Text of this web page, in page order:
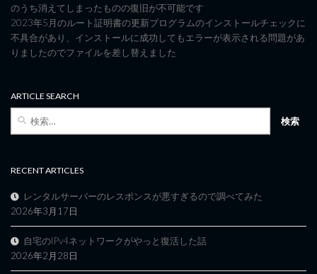
のうち消えてしまったものの復旧が不可能です
2023年5月のルート証明書の更新プログラムのインストールチェックに
不具合があり、インストールに成功してもエラーが表示される問題があ
りましたのでファイルを差し替えました
ARTICLE SEARCH
検
RECENT ARTICLES
レンタルサーバーのレスポンスが悪すぎるので調べてみた
2026年3月17日
自宅のIPv4ネットワークがやっと復活した話
2026年2月28日